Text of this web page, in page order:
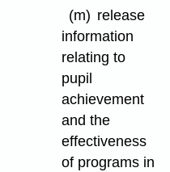
(m) release
information
relating to
pupil
achievement
and the
effectiveness
of programs in